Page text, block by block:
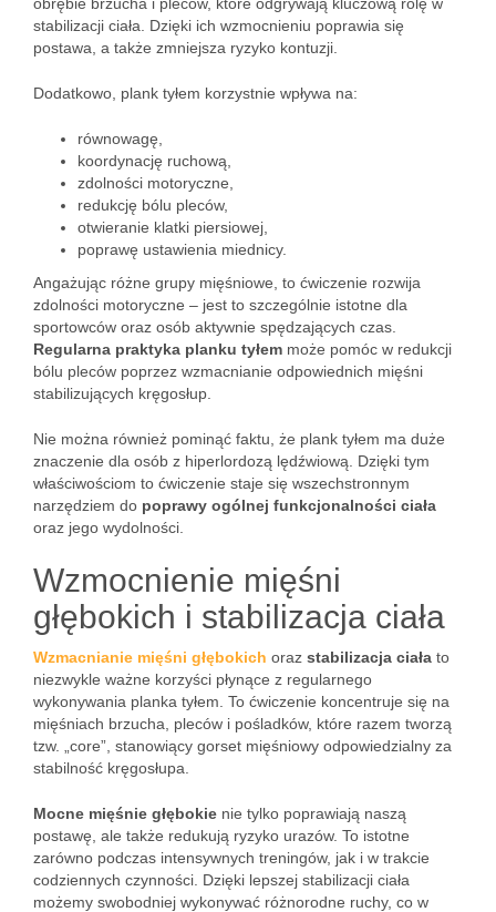
stabilizacji ciała. Dzięki ich wzmocnieniu poprawia się
postawa, a także zmniejsza ryzyko kontuzji.
Dodatkowo, plank tyłem korzystnie wpływa na:
równowagę,
koordynację ruchową,
zdolności motoryczne,
redukcję bólu pleców,
otwieranie klatki piersiowej,
poprawę ustawienia miednicy.
Angażując różne grupy mięśniowe, to ćwiczenie rozwija
zdolności motoryczne – jest to szczególnie istotne dla
sportowców oraz osób aktywnie spędzających czas.
Regularna praktyka planku tyłem może pomóc w redukcji
bólu pleców poprzez wzmacnianie odpowiednich mięśni
stabilizujących kręgosłup.
Nie można również pominąć faktu, że plank tyłem ma duże
znaczenie dla osób z hiperlordozą lędźwiową. Dzięki tym
właściwościom to ćwiczenie staje się wszechstronnym
narzędziem do poprawy ogólnej funkcjonalności ciała
oraz jego wydolności.
Wzmocnienie mięśni
głębokich i stabilizacja ciała
Wzmacnianie mięśni głębokich oraz stabilizacja ciała to
niezwykle ważne korzyści płynące z regularnego
wykonywania planka tyłem. To ćwiczenie koncentruje się na
mięśniach brzucha, pleców i pośladków, które razem tworzą
tzw. „core”, stanowiący gorset mięśniowy odpowiedzialny za
stabilność kręgosłupa.
Mocne mięśnie głębokie nie tylko poprawiają naszą
postawę, ale także redukują ryzyko urazów. To istotne
zarówno podczas intensywnych treningów, jak i w trakcie
codziennych czynności. Dzięki lepszej stabilizacji ciała
możemy swobodniej wykonywać różnorodne ruchy, co w